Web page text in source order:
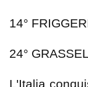
14°
24°
L'Italia